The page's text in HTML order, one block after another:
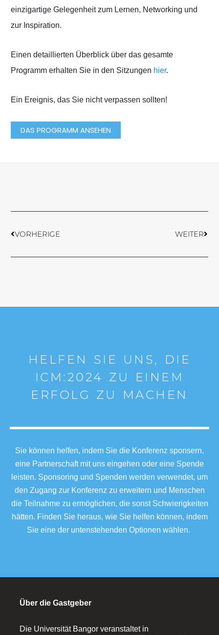
einzigartige Gelegenheit zum Lernen, Networking und
zur Inspiration.
Einen detaillierten Überblick über das gesamte
Programm erhalten Sie in den Sitzungen hier.
Ein Ereignis, das Sie nicht verpassen sollten!
DAS PROGRAMM ANSEHEN
VORHERIGE WEITER
HELFEN SIE UNS, DIE
ICM:2024 ZU EINEM
ERFOLG ZU MACHEN
Sie können helfen, indem Sie die Konferenz sponsern,
eine Partnerschaft mit uns eingehen oder eine Spende
leisten. Sponsoring und Spenden werden verwendet, um
den Zugang zur Konferenz zu erweitern und Menschen
die Teilnahme zu ermöglichen, die sonst Schwierigkeiten
hätten. Finden Sie heraus, wie Sie helfen können, indem
Sie eine der untenstehenden Optionen wählen.
Über die Gastgeber
Die Universität Bangor veranstaltet in